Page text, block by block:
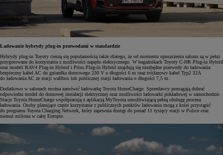
Ładowanie hybrydy plug-in przewodami w standardzie
Hybrydy plug-in Toyoty cieszą się popularnością także dlatego, że od momentu opuszczenia salonu są w pełni
przygotowane do korzystania z możliwości napędu elektrycznego. W bagażnikach Toyoty C-HR Plug-in Hybrid
oraz modeli RAV4 Plug-in Hybrid i Prius Plug-in Hybrid znajdują się niezbędne przewody do ładowania:
bezpieczny kabel AC do gniazdka domowego 230 V o długości 6 m oraz trójfazowy kabel Typ2 32A
do ładowania AC ze stacji wallbox lub publicznej stacji ładowania o długości 7,5 m.
Dodatkowo w salonach można zamówić ładowarkę Toyota HomeCharge. Sprzedawcy pomagają dobrać
odpowiedni model do domowej instalacji elektrycznej oraz możliwości ładowarki pokładowej w samochodzie.
Stacje Toyota HomeCharge współpracują z aplikacją MyToyota umożliwiającą pełną obsługę procesu
ładowania. Osoby planujące częste korzystanie z publicznych punktów ładowania mogą z kolei przystąpić
do programu Toyota Charging Network, który zapewnia dostęp do ponad 11 tysięcy stacji w Polsce oraz
niemal miliona w całej Europie.